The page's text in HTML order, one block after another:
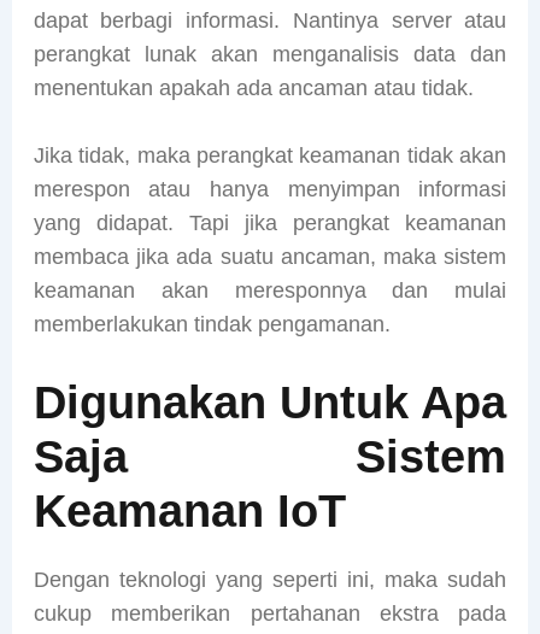
dapat berbagi informasi. Nantinya server atau
perangkat lunak akan menganalisis data dan
menentukan apakah ada ancaman atau tidak.
Jika tidak, maka perangkat keamanan tidak akan
merespon atau hanya menyimpan informasi
yang didapat. Tapi jika perangkat keamanan
membaca jika ada suatu ancaman, maka sistem
keamanan akan meresponnya dan mulai
memberlakukan tindak pengamanan.
Digunakan Untuk Apa
Saja Sistem
Keamanan IoT
Dengan teknologi yang seperti ini, maka sudah
cukup memberikan pertahanan ekstra pada